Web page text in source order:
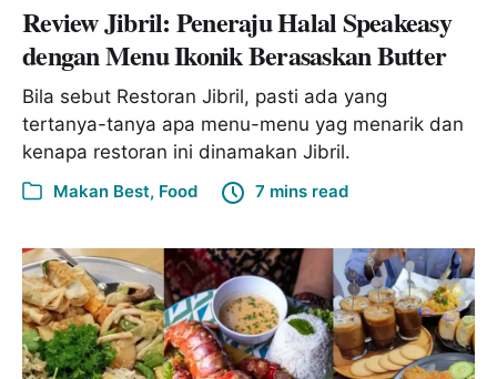
Review Jibril: Peneraju Halal Speakeasy
dengan Menu Ikonik Berasaskan Butter
Bila sebut Restoran Jibril, pasti ada yang
tertanya-tanya apa menu-menu yag menarik dan
kenapa restoran ini dinamakan Jibril.
Makan Best, Food 7 mins read